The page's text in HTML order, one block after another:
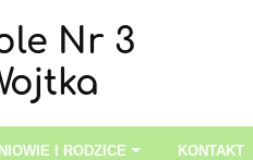
Nr 3
I RODZICE KONTAKT